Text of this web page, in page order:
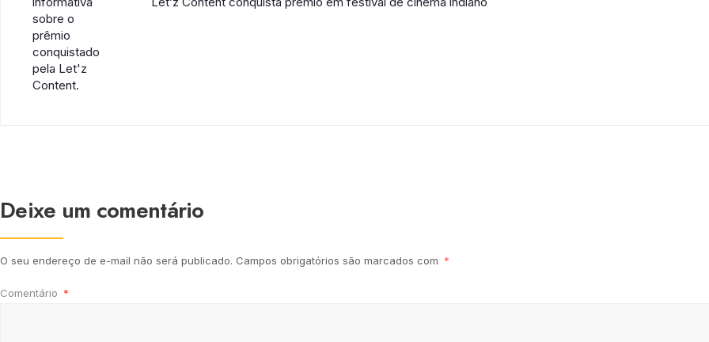
Deixe um comentário
O seu endereço de e-mail não será publicado. Campos obrigatórios são marcados com *
Comentário *